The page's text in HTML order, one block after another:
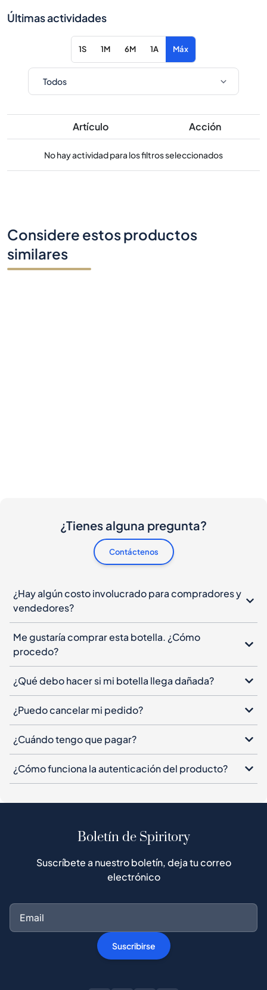
Últimas actividades
1S 1M 6M 1A Máx
Artículo Acción
No hay actividad para los filtros seleccionados
Considere estos productos
similares
¿Tienes alguna pregunta?
Contáctenos
¿Hay algún costo involucrado para compradores y
vendedores?
Me gustaría comprar esta botella. ¿Cómo
procedo?
¿Qué debo hacer si mi botella llega dañada?
¿Puedo cancelar mi pedido?
¿Cuándo tengo que pagar?
¿Cómo funciona la autenticación del producto?
Boletín de Spiritory
Suscríbete a nuestro boletín, deja tu correo
electrónico
Suscribirse